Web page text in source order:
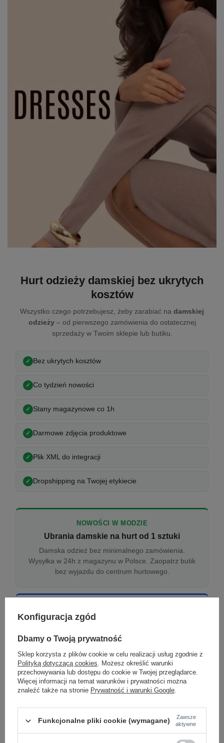
Hurt odzieży damskiej bez ukrytych
kosztów
Wszystko czego potrzebujesz, żeby zarabiać na damskiej
odzieży– od pierwszego zamówienia do ostatecznej
sprzedaży w Twoim sklepie lub butiku.
Bez ukrytych kosztów
Co tydzień nowości
Stany magazynowe co 1h
Darmowe zdjęcia produktowe
Plik XML do integracji
Dropshipping na Twojej etykiecie
NOWOŚCI W MODZIE
Ubrania damskie na hurt od 1 sztuki
Damska odzież bez minimalnego zamówienia.
Wysyłka w 24h z magazynu w Polsce. Zaopatrz butik
bez wyjazdu do centrum hurtowego.
Odzież damska hurtowo online
Internetowa hurtownia damska z plikiem XML/CSV.
Aktualizacja stanów co godzinę.
DROPSHIPPING
Damskie ubrania w dropshippingu
Hurt odzieży damskiej z wysyłką na etykiecie Twojego
sklepu w całej UE. Zero magazynu, zero
Konfiguracja zgód
Dbamy o Twoją prywatność
Sklep korzysta z plików cookie w celu realizacji usług zgodnie z
Polityką dotyczącą cookies. Możesz określić warunki
przechowywania lub dostępu do cookie w Twojej przeglądarce.
Więcej informacji na temat warunków i prywatności można
znaleźć także na stronie Prywatność i warunki Google.
Funkcjonalne pliki cookie (wymagane)
Zawsze
aktywne